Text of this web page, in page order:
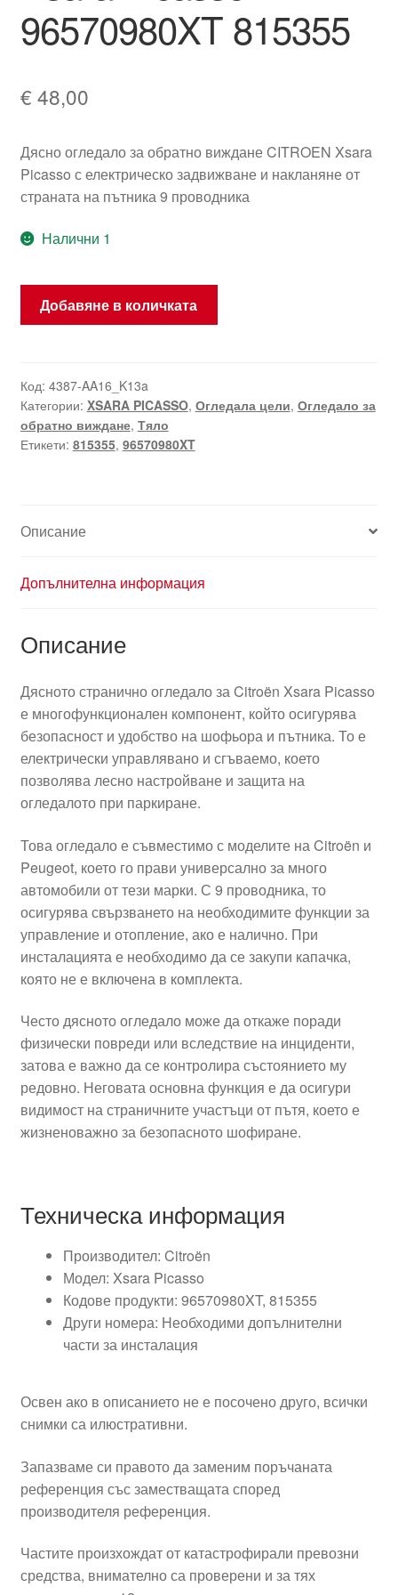
96570980XT 815355
€ 48,00
Дясно огледало за обратно виждане CITROEN Xsara
Picasso с електрическо задвижване и накланяне от
страната на пътника 9 проводника
Налични 1
количество
огледало
Citroën
Xsara
Picasso
Добавяне в количката
Код: 4387-AA16_K13a
Категории: XSARA PICASSO, Огледала цели, Огледало за
обратно виждане, Тяло
Етикети: 815355, 96570980XT
Описание
Допълнителна информация
Описание
Дясното странично огледало за Citroën Xsara Picasso
е многофункционален компонент, който осигурява
безопасност и удобство на шофьора и пътника. То е
електрически управлявано и сгъваемо, което
позволява лесно настройване и защита на
огледалото при паркиране.
Това огледало е съвместимо с моделите на Citroën и
Peugeot, което го прави универсално за много
автомобили от тези марки. С 9 проводника, то
осигурява свързването на необходимите функции за
управление и отопление, ако е налично. При
инсталацията е необходимо да се закупи капачка,
която не е включена в комплекта.
Често дясното огледало може да откаже поради
физически повреди или вследствие на инциденти,
затова е важно да се контролира състоянието му
редовно. Неговата основна функция е да осигури
видимост на страничните участъци от пътя, което е
жизненоважно за безопасното шофиране.
Техническа информация
Производител: Citroën
Модел: Xsara Picasso
Кодове продукти: 96570980XT, 815355
Други номера: Необходими допълнителни
части за инсталация
Освен ако в описанието не е посочено друго, всички
снимки са илюстративни.
Запазваме си правото да заменим поръчаната
референция със заместващата според
производителя референция.
Частите произхождат от катастрофирали превозни
средства, внимателно са проверени и за тях